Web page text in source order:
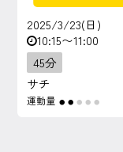
2025/3/23(日)
10:15〜11:00
45分
サチ
運動量 ● ● ● ● ●